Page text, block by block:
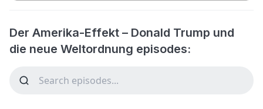
Der Amerika-Effekt – Donald Trump und
die neue Weltordnung episodes: